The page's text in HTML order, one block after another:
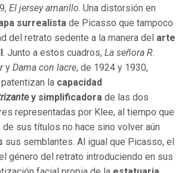
El jersey amarillo. Una distorsión en
surrealista de Picasso que tampoco
del retrato sedente a la manera del arte
. Junto a estos cuadros, La señora R.
y Dama con lacre, de 1924 y 1930,
la capacidad
y simplificadora de las dos
representadas por Klee, al tiempo que
de sus títulos no hace sino volver aún
sus semblantes. Al igual que Picasso, el
género del retrato introduciendo en sus